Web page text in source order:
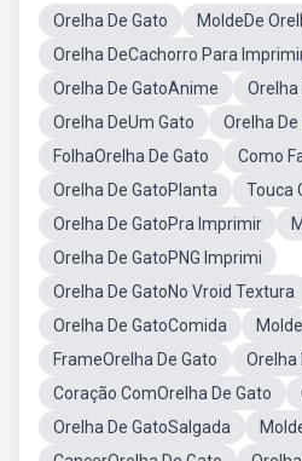
Orelha De Gato
MoldeDe
Orelha DeCachorro Para
Orelha De GatoAnime
Orelha
Orelha DeUm Gato
Orelha
FolhaOrelha De Gato
Como
Orelha De GatoPlanta
Touca
Orelha De GatoPra Imprimir
Orelha De GatoPNG Imprimi
Orelha De GatoNo Vroid Textura
Orelha De GatoComida
FrameOrelha De Gato
Orelha
Coração ComOrelha De Gato
Orelha De GatoSalgada